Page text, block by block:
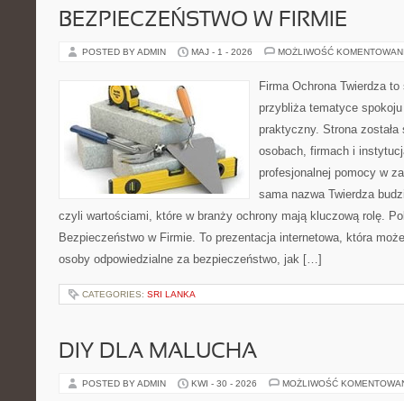
BEZPIECZEŃSTWO W FIRMIE
POSTED BY ADMIN MAJ - 1 - 2026 MOŻLIWOŚĆ
Firma Ochrona Twierdza
przybliża tematyce
praktyczny. Strona
osobach, firmach i
profesjonalnej pomocy w
sama nazwa Twierdza
czyli wartościami, które w branży ochrony mają kluczową rolę.
Bezpieczeństwo w Firmie. To prezentacja internetowa, która
osoby odpowiedzialne za bezpieczeństwo, jak […]
CATEGORIES: SRI LANKA
DIY DLA MALUCHA
POSTED BY ADMIN KWI - 30 - 2026 MOŻLIWOŚĆ